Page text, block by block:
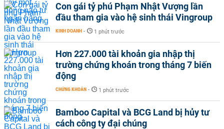
Con gái tỷ phú Phạm Nhật Vượng lần
đầu tham gia vào hệ sinh thái Vingroup
KINH DOANH - 1 phút trước
Hơn 227.000 tài khoản gia nhập thị
trường chứng khoán trong tháng 7 biến
động
CHỨNG KHOÁN - 1 phút trước
Bamboo Capital và BCG Land bị hủy tư
cách công ty đại chúng